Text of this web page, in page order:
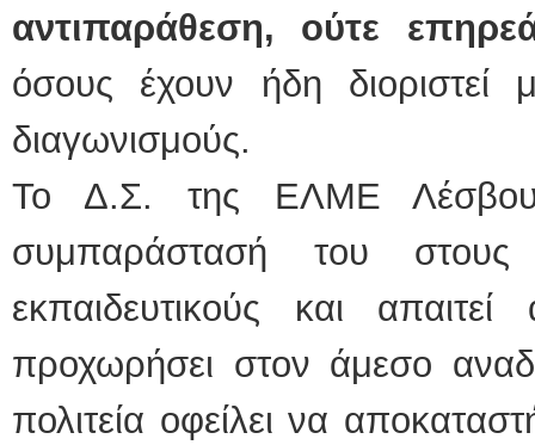
αντιπαράθεση, ούτε
όσους έχουν ήδη διοριστεί
διαγωνισμούς.
Το Δ.Σ. της ΕΛΜΕ Λέσβου
συμπαράστασή του στους
εκπαιδευτικούς και
προχωρήσει στον άμεσο
πολιτεία οφείλει να